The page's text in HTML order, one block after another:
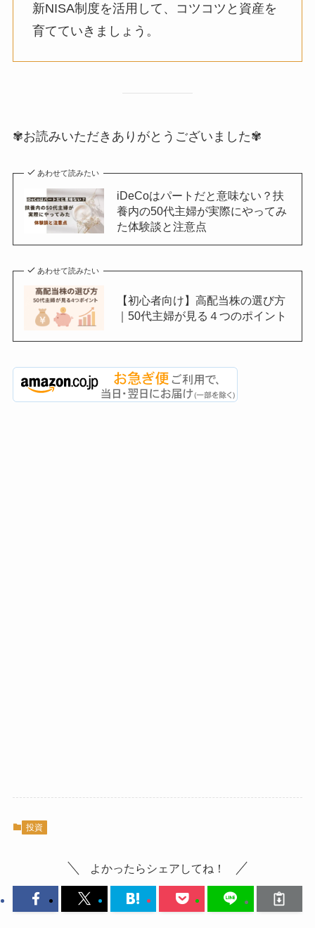
新NISA制度を活用して、コツコツと資産を
育てていきましょう 。
✾お読みいただきありがとうございました✾
あわせて読みたい
iDeCoはパートだと意味ない？扶
養内の50代主婦が実際にやってみ
た体験談と注意点
あわせて読みたい
【初心者向け】高配当株の選び方
｜50代主婦が見る４つのポイント
投資
よかったらシェアしてね！